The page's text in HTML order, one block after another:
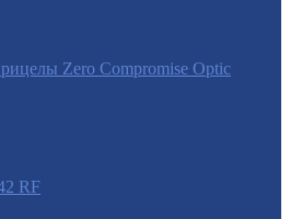
Zero Compromise Optic
RF